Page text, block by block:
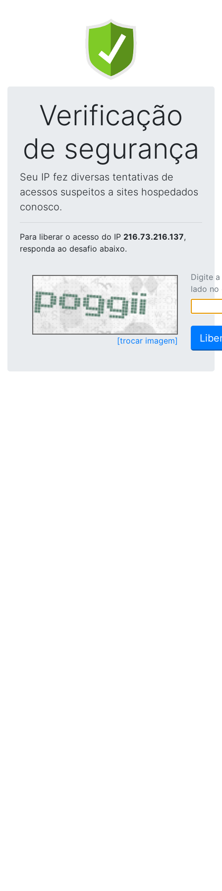
Verificação
de segurança
Seu IP fez diversas tentativas de
acessos suspeitos a sites hospedados
conosco.
Para liberar o acesso do IP 216.73.216.137,
responda ao desafio abaixo.
[trocar imagem]
Digite
lado no